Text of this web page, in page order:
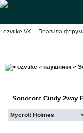
ozvuke VK Правила
ozvuke> наушники>
Sonocore Cindy 2way
Mycroft Holmes